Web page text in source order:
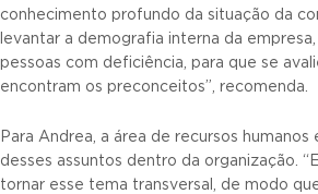
conhecimento profundo da situação da
levantar a demografia interna da
pessoas com deficiência, para que se
encontram os preconceitos”, recomenda.
Para Andrea, a área de recursos
desses assuntos dentro da organização.
tornar esse tema transversal, de modo